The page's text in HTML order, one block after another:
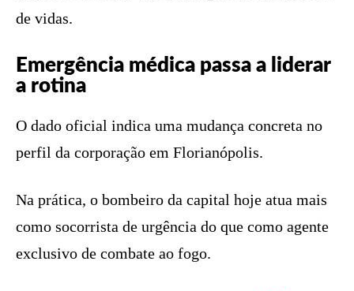
de vidas.
Emergência médica passa a liderar
a rotina
O dado oficial indica uma mudança concreta no
perfil da corporação em Florianópolis.
Na prática, o bombeiro da capital hoje atua mais
como socorrista de urgência do que como agente
exclusivo de combate ao fogo.